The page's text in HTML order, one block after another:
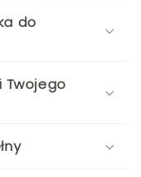
do
Twojego